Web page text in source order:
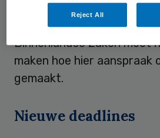
voor verduurzaming van
vastgoed, maar het
Binnenlandse Zaken moet
maken hoe hier aanspraak
gemaakt.
Nieuwe deadlines
Reject All